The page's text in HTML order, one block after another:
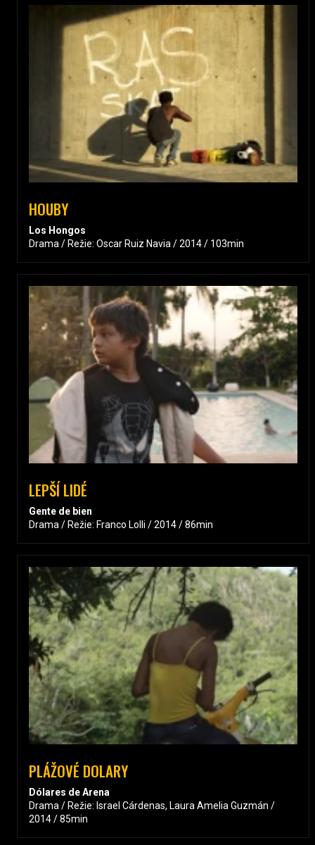
HOUBY
Los Hongos
Drama / Režie: Oscar Ruiz Navia / 2014 / 103min
LEPŠÍ LIDÉ
Gente de bien
Drama / Režie: Franco Lolli / 2014 / 86min
PLÁŽOVÉ DOLARY
Dólares de Arena
Drama / Režie: Israel Cárdenas, Laura Amelia Guzmán /
2014 / 85min